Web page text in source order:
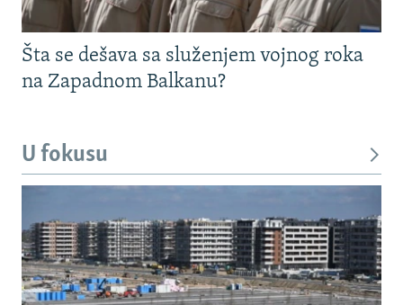
Šta se dešava sa služenjem vojnog roka
na Zapadnom Balkanu?
U fokusu